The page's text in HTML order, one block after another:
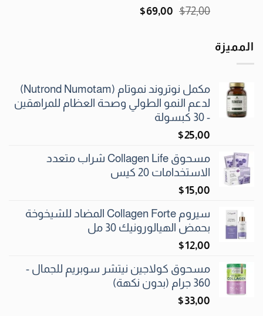
$
72٫00
السعر$ 69٫00
السعر
المميزة
مكمل نوتروند نموتام (Nutrond Numotam)
لدعم النمو الطولي وصحة العظام للمراهقين
- 30 كبسولة
$
25٫00
مسحوق Collagen Life شراب متعدد
الاستخدامات 20 كيس
$
15٫00
سيروم Collagen Forte المضاد للشيخوخة
بحمض الهيالورونيك 30 مل
$
12٫00
مسحوق كولاجين نيتشر سوبريم للجمال -
360 جرام (بدون نكهة)
$
33٫00